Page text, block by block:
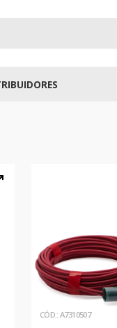
:A7310507